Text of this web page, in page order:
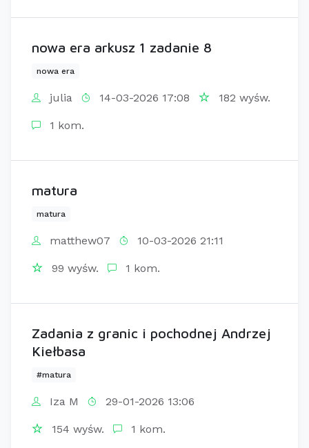
nowa era arkusz 1 zadanie 8
nowa era
julia 14-03-2026 17:08 182 wyśw.
1 kom.
matura
matura
matthew07 10-03-2026 21:11
99 wyśw. 1 kom.
Zadania z granic i pochodnej Andrzej
Kiełbasa
#matura
Iza M 29-01-2026 13:06
154 wyśw. 1 kom.